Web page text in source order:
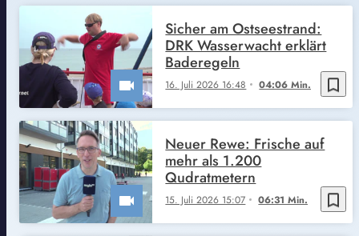
bookmark_border
16. Juli 2026 16:48 04:06 Min.
Sicher am Ostseestrand:
DRK Wasserwacht erklärt
Baderegeln
bookmark_border
15. Juli 2026 15:07 06:31 Min.
Neuer Rewe: Frische auf
mehr als 1.200
Qudratmetern